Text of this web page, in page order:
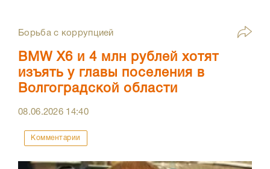
Борьба с коррупцией
BMW X6 и 4 млн рублей хотят
изъять у главы поселения в
Волгоградской области
08.06.2026 14:40
Комментарии